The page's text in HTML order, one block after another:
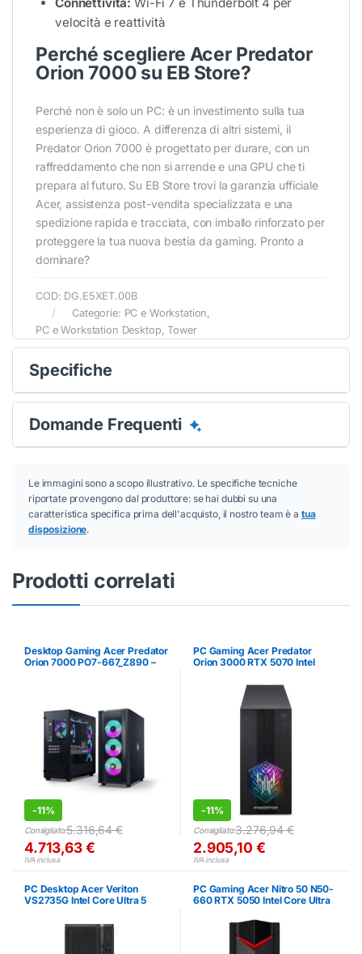
Conferma
velocità e reattività
Perché scegliere Acer Predator
Orion 7000 su EB Store?
Perché non è solo un PC: è un investimento sulla tua
esperienza di gioco. A differenza di altri sistemi, il
Predator Orion 7000 è progettato per durare, con un
raffreddamento che non si arrende e una GPU che ti
prepara al futuro. Su EB Store trovi la garanzia ufficiale
Acer, assistenza post-vendita specializzata e una
spedizione rapida e tracciata, con imballo rinforzato per
proteggere la tua nuova bestia da gaming. Pronto a
dominare?
COD: DG.E5XET.00B
Categorie: PC e Workstation,
PC e Workstation Desktop,Tower
Specifiche
Domande Frequenti
Le immagini sono a scopo illustrativo. Le specifiche tecniche
riportate provengono dal produttore: se hai dubbi su una
caratteristica specifica prima dell'acquisto, il nostro team è a tua
disposizione.
Prodotti correlati
Desktop Gaming Acer Predator
Orion 7000 PO7-667_Z890 –
-11%
Consigliato:5.316,64€
4.713,63€
IVA inclusa
PC Gaming Acer Predator
Orion 3000 RTX 5070 Intel
-11%
Consigliato:3.276,94€
2.905,10 €
IVA inclusa
PC Desktop Acer Veriton
VS2735G Intel Core Ultra 5
PC Gaming Acer Nitro 50 N50-
660 RTX 5050 Intel Core Ultra
Conferma